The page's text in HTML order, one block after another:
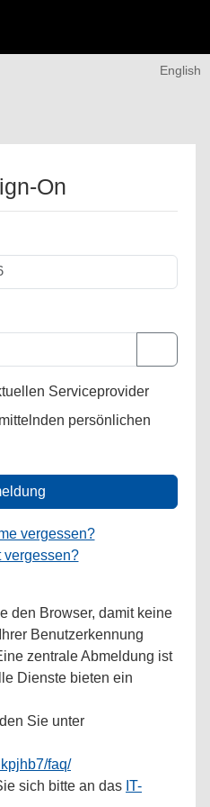
English
On
Serviceprovider
persönlichen
vergessen?
vergessen?
den Browser, damit keine
Benutzerkennung
zentrale Abmeldung ist
Dienste bieten ein
Sie unter
faq/
sich bitte an das IT-